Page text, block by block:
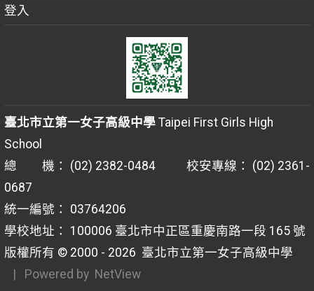
登入
臺北市立第一女子高級中學Taipei First Girls High
School
總 機： (02) 2382-0484 校安專線： (02) 2361-
0687
統一編號： 03764206
學校地址： 100006 臺北市中正區重慶南路一段 165 號
版權所有 © 2000 - 2026 臺北市立第一女子高級中學
| Powered by NetView